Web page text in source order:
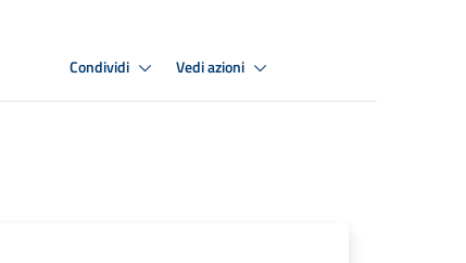
Condividi Vedi azioni